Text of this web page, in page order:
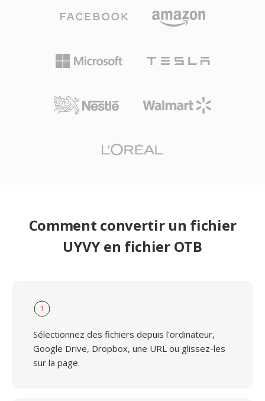
Comment convertir un fichier
UYVY en fichier OTB
1
Sélectionnez des fichiers depuis l'ordinateur,
Google Drive, Dropbox, une URL ou glissez-les
sur la page.